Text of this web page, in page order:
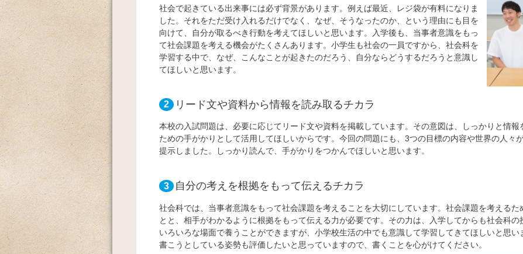
社会で起きている出来事には必ず背景があります。例えば最近、レジ袋が有料になりま
した。それをただ受け入れるだけでなく、なぜ、そうなったのか、という理由にも目を
向けて、自分が取るべき行動を考えてほしいと思います。入学後も、当事者意識をもっ
て社会課題を考える機会がたくさんあります。小学生も社会の一員ですから、社会科を
学習する中で、なぜ、こんなことが起きたのだろう、自分ならどうするだろうと意識し
てほしいと思います。
2 リード文や資料から情報を読み取るチカラ
本校の入試問題は、必要に応じてリード文や資料を掲載しています。その意図は、しっかりと情報
ための手がかりとして活用してほしいからです。今回の問題にも、3つの目標の内容や世界の人々
提示しました。しっかり読んで、手がかりをつかんでほしいと思います。
3 自分の考えを根拠をもって伝えるチカラ
社会科では、当事者意識をもって社会課題を考えることを大切にしています。社会課題を考えるた
とと、相手がわかるように根拠をもって伝える力が必要です。その力は、入学してからも社会科
いろいろな場面で養うことができますが、小学校生活の中でも意識して学習してきてほしいと思
書こうとしている姿勢も評価したいと思っていますので、書くことを心がけてください。